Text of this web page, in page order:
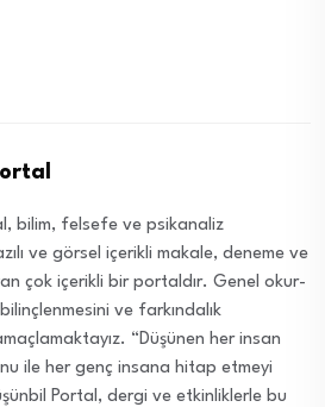
bilim, felsefe ve psikanaliz
ve görsel içerikli makale, deneme ve
çok içerikli bir portaldır. Genel okur-
ve farkındalık
“Düşünen her insan
ile her genç insana hitap etmeyi
Portal, dergi ve etkinliklerle bu